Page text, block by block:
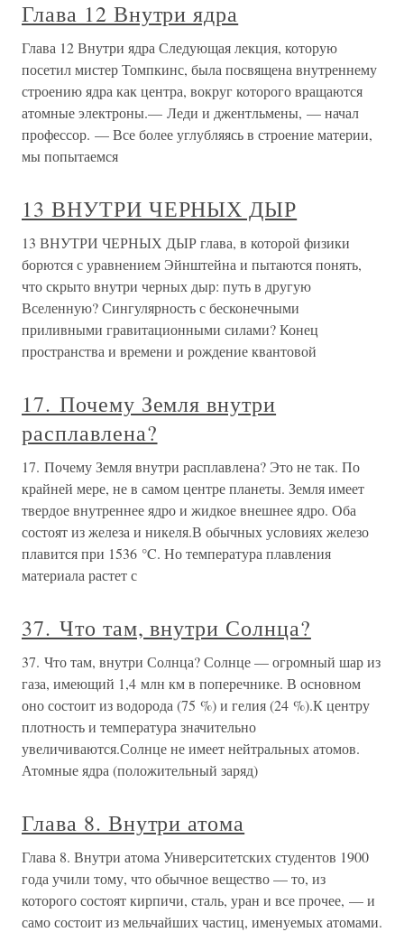
Глава 12 Внутри ядра
Глава 12 Внутри ядра Следующая лекция, которую
посетил мистер Томпкинс, была посвящена внутреннему
строению ядра как центра, вокруг которого вращаются
атомные электроны.— Леди и джентльмены, — начал
профессор. — Все более углубляясь в строение материи,
мы попытаемся
13 ВНУТРИ ЧЕРНЫХ ДЫР
13 ВНУТРИ ЧЕРНЫХ ДЫР глава, в которой физики
борются с уравнением Эйнштейна и пытаются понять,
что скрыто внутри черных дыр: путь в другую
Вселенную? Сингулярность с бесконечными
приливными гравитационными силами? Конец
пространства и времени и рождение квантовой
17. Почему Земля внутри
расплавлена?
17. Почему Земля внутри расплавлена? Это не так. По
крайней мере, не в самом центре планеты. Земля имеет
твердое внутреннее ядро и жидкое внешнее ядро. Оба
состоят из железа и никеля.В обычных условиях железо
плавится при 1536 °C. Но температура плавления
материала растет с
37. Что там, внутри Солнца?
37. Что там, внутри Солнца? Солнце — огромный шар из
газа, имеющий 1,4 млн км в поперечнике. В основном
оно состоит из водорода (75 %) и гелия (24 %).К центру
плотность и температура значительно
увеличиваются.Солнце не имеет нейтральных атомов.
Атомные ядра (положительный заряд)
Глава 8. Внутри атома
Глава 8. Внутри атома Университетских студентов 1900
года учили тому, что обычное вещество — то, из
которого состоят кирпичи, сталь, уран и все прочее, — и
само состоит из мельчайших частиц, именуемых атомами.